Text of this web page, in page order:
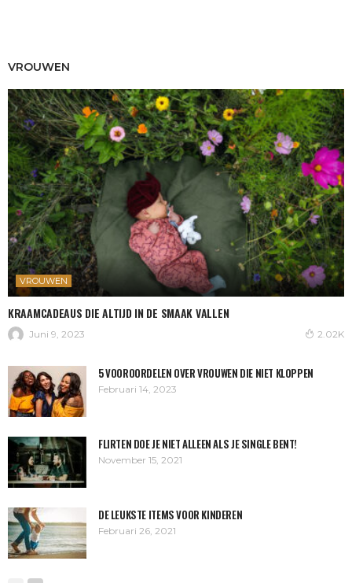
VROUWEN
VROUWEN
KRAAMCADEAUS DIE ALTIJD IN DE SMAAK VALLEN
Juni 9, 2023 2.02K
5 VOOROORDELEN OVER VROUWEN DIE NIET KLOPPEN
Februari 14, 2023
FLIRTEN DOE JE NIET ALLEEN ALS JE SINGLE BENT!
November 15, 2021
DE LEUKSTE ITEMS VOOR KINDEREN
Februari 26, 2021